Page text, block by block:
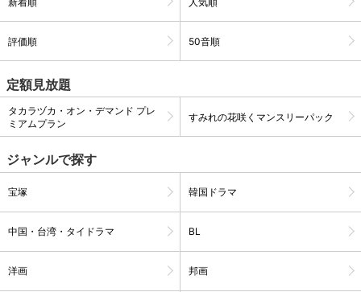
決済方法の変更が可能です。
購入明細
現在獲得済みのお得なクーポンを確認でき
レンタル、購入、定額見放題の購入履歴の
お気に入りに登録した作品を確認できま
能です。
評価順 50音順
定額見放題
タカラヅカ・オン・デマンド プレ
ミアムプラン
すみれの花咲くマンスリーパック
ジャンルで探す
宝塚 韓国ドラマ
中国・台湾・タイドラマ BL
洋画 邦画